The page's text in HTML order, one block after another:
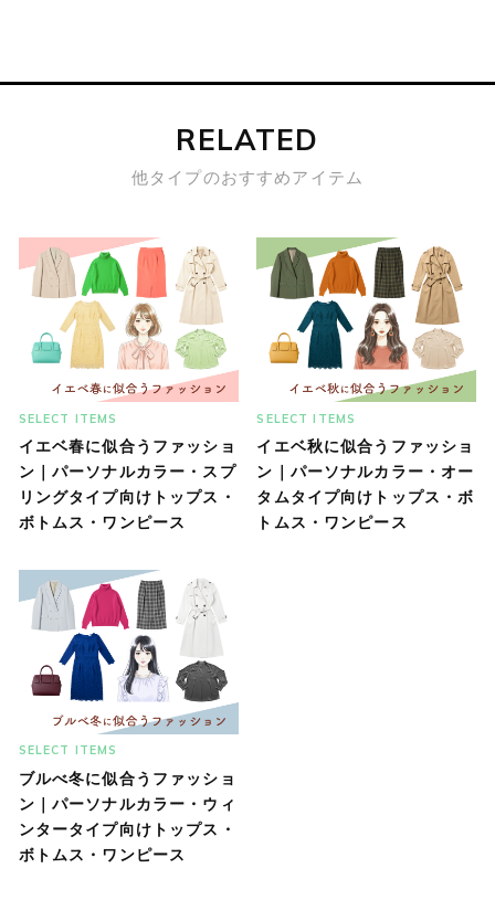
RELATED
他タイプのおすすめアイテム
SELECT ITEMS
イエベ春に似合うファッショ
ン｜パーソナルカラー・スプ
リングタイプ向けトップス・
ボトムス・ワンピース
SELECT ITEMS
イエベ秋に似合うファッショ
ン｜パーソナルカラー・オー
タムタイプ向けトップス・ボ
トムス・ワンピース
SELECT ITEMS
ブルべ冬に似合うファッショ
ン｜パーソナルカラー・ウィ
ンタータイプ向けトップス・
ボトムス・ワンピース